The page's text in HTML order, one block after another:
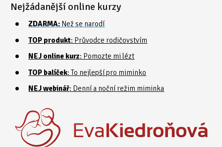
Nejžádanější online kurzy
ZDARMA: Než se narodí
TOP produkt: Průvodce rodičovstvím
NEJ online kurz: Pomozte mi lézt
TOP balíček: To nejlepší pro miminko
NEJ webinář: Denní a noční režim miminka